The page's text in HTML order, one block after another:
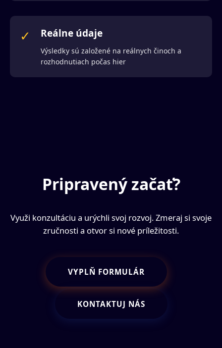
✓ Reálne údaje
Výsledky sú založené na reálnych činoch a
rozhodnutiach počas hier
Pripravený začať?
Využi konzultáciu a urýchli svoj rozvoj. Zmeraj si svoje
zručnosti a otvor si nové príležitosti.
VYPLŇ FORMULÁR
KONTAKTUJ NÁS